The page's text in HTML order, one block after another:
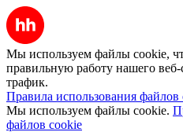
Мы используем файлы cookie,
правильную работу нашего веб-
трафик.
Правила использования файлов
Мы используем файлы cookie.
файлов cookie